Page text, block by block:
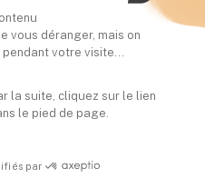
vous déranger, mais on
votre visite...
la suite, cliquez sur le lien
le pied de page.
par